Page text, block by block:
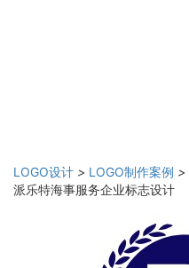
LOGO设计 > LOGO制作案例 >
派乐特海事服务企业标志设计